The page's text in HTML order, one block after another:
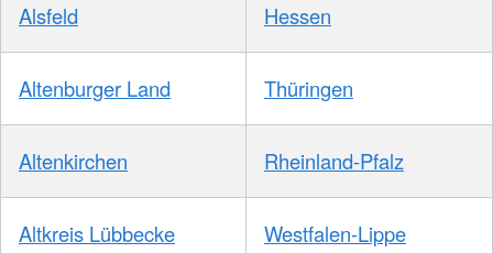
Alsfeld Hessen
Altenburger Land Thüringen
Altenkirchen Rheinland-Pfalz
Altkreis Lübbecke Westfalen-Lippe